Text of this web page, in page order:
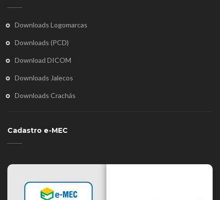
Downloads Logomarcas
Downloads (PCD)
Download DICOM
Downloads Jalecos
Downloads Crachás
Cadastro e-MEC